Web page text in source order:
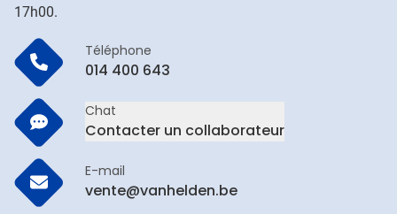
17h00.
Téléphone
014 400 643
Chat
Contacter un collaborateur
E-mail
vente@vanhelden.be